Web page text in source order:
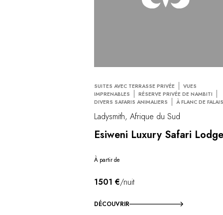
SUITES AVEC TERRASSE PRIVÉE
VUES
IMPRENABLES
RÉSERVE PRIVÉE DE NAMBITI
DIVERS SAFARIS ANIMALIERS
À FLANC DE
Ladysmith, Afrique du Sud
Esiweni Luxury Safari
À partir de
1501 €/nuit
DÉCOUVRIR